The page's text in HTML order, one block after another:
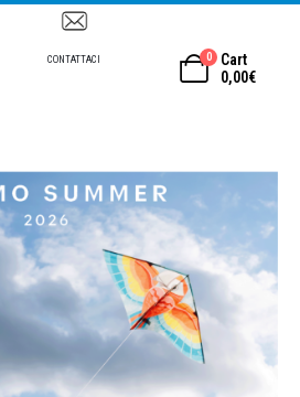
CONTATTACI 0
Cart
0,00€